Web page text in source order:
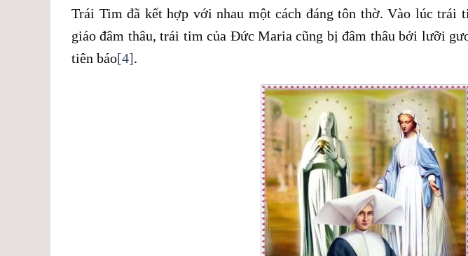
Trái Tim đã kết hợp với nhau một cách đáng tôn thờ. Vào lúc
giáo đâm thâu, trái tim của Đức Maria cũng bị đâm thâu bởi lưỡi
tiên báo[4].